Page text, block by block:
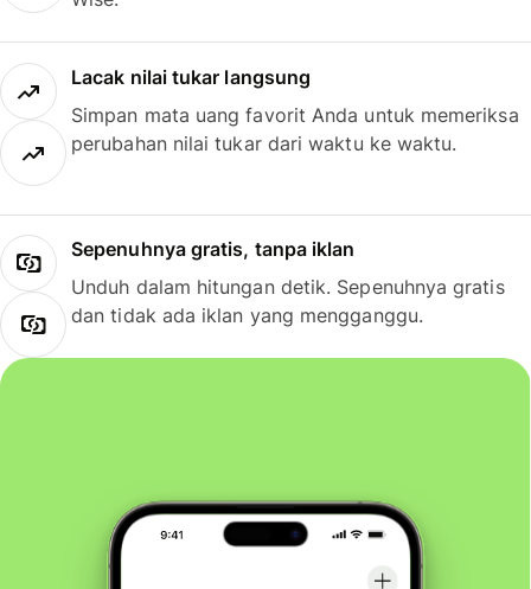
Lacak nilai tukar langsung
Simpan mata uang favorit Anda untuk memeriksa
perubahan nilai tukar dari waktu ke waktu.
Sepenuhnya gratis, tanpa iklan
Unduh dalam hitungan detik. Sepenuhnya gratis
dan tidak ada iklan yang mengganggu.